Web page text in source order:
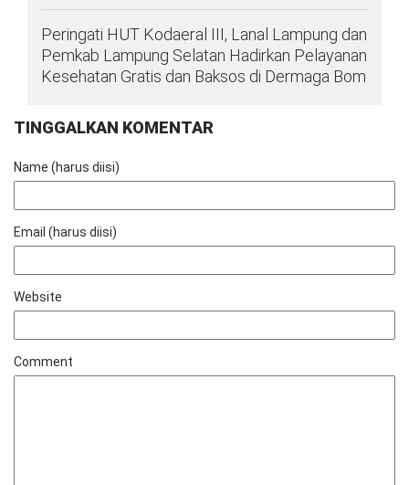
Peringati HUT Kodaeral III, Lanal Lampung dan
Pemkab Lampung Selatan Hadirkan Pelayanan
Kesehatan Gratis dan Baksos di Dermaga Bom
TINGGALKAN KOMENTAR
Name (harus diisi)
Email (harus diisi)
Website
Comment